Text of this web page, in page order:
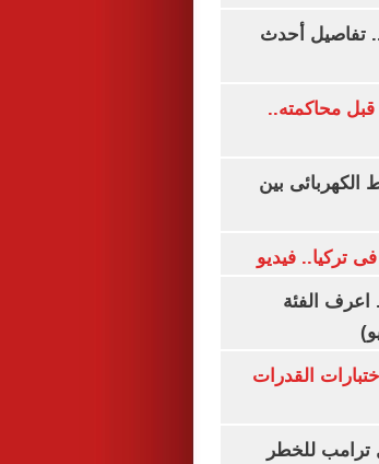
سنة إيجار.. تفاصيل أحدث
محاكمته..
بين
تركيا.. فيديو
اعرف الفئة
القدرات
للخطر